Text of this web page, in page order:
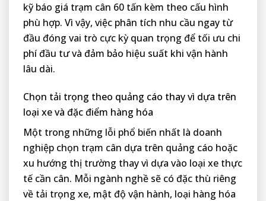
kỹ báo giá trạm cân 60 tấn kèm theo cấu hình
phù hợp. Vì vậy, việc phân tích nhu cầu ngay từ
đầu đóng vai trò cực kỳ quan trọng để tối ưu chi
phí đầu tư và đảm bảo hiệu suất khi vận hành
lâu dài.
Chọn tải trọng theo quảng cáo thay vì dựa trên
loại xe và đặc điểm hàng hóa
Một trong những lỗi phổ biến nhất là doanh
nghiệp chọn trạm cân dựa trên quảng cáo hoặc
xu hướng thị trường thay vì dựa vào loại xe thực
tế cần cân. Mỗi ngành nghề sẽ có đặc thù riêng
về tải trọng xe, mật độ vận hành, loại hàng hóa